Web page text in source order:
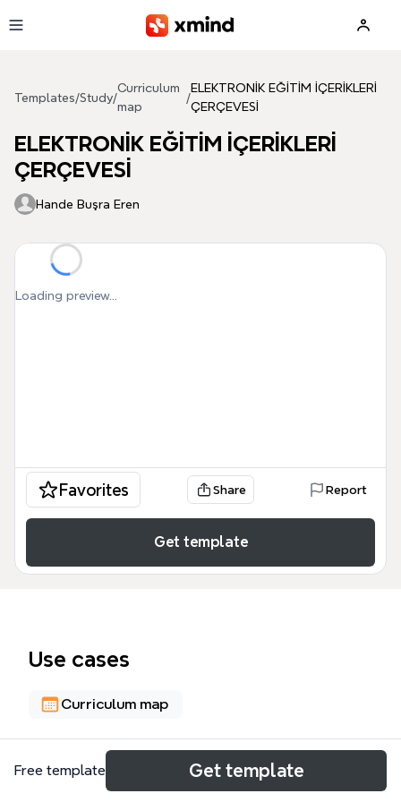
Templates/Study/
Curriculum
map
/
ELEKTRONİK EĞİTİM İÇERİKLERİ
ÇERÇEVESİ
ELEKTRONİK EĞİTİM İÇERİKLERİ
ÇERÇEVESİ
Hande Buşra Eren
Loading preview...
Favorites Share Report
Get template
Use cases
Curriculum map
About
Free template Get template